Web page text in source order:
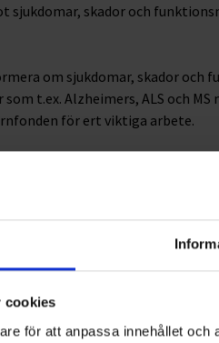
cookies
för att anpassa innehållet
sjukdomar, skador och
om sjukdomar, skador och
t.ex. Alzheimers, ALS och MS
för ert viktiga arbete.